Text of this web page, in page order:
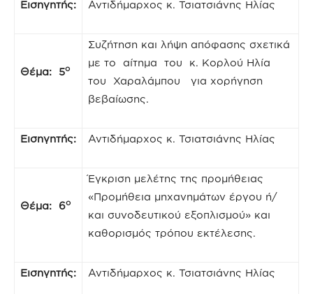
Εισηγητής: Αντιδήμαρχος κ. Τσιατσιάνης Ηλίας
Θέμα: 5ο
Συζήτηση και λήψη απόφασης σχετικά
με το αίτημα του κ. Κορλού Ηλία
του Χαραλάμπου για χορήγηση
βεβαίωσης.
Εισηγητής: Αντιδήμαρχος κ. Τσιατσιάνης Ηλίας
Θέμα: 6ο
Έγκριση μελέτης της προμήθειας
«Προμήθεια μηχανημάτων έργου ή/
και συνοδευτικού εξοπλισμού» και
καθορισμός τρόπου εκτέλεσης.
Εισηγητής: Αντιδήμαρχος κ. Τσιατσιάνης Ηλίας